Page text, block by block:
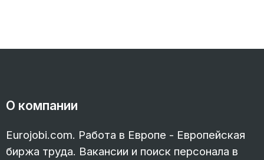
О компании
Eurojobi.com. Работа в Европе - Европейская
биржа труда. Вакансии и поиск персонала в